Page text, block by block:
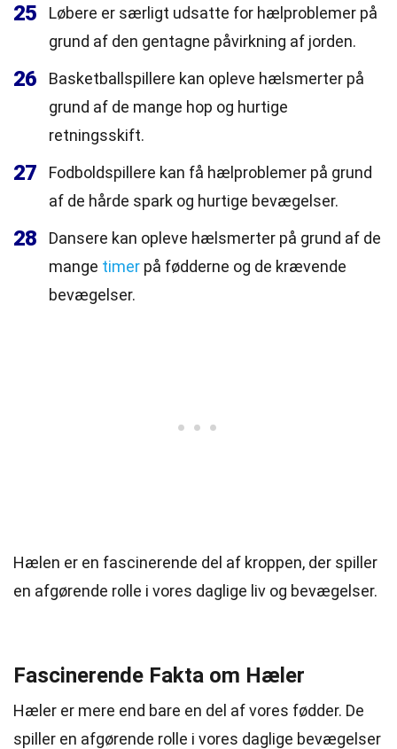
25
Løbere er særligt udsatte for hælproblemer på
grund af den gentagne påvirkning af jorden.
26
Basketballspillere kan opleve hælsmerter på
grund af de mange hop og hurtige
retningsskift.
27
Fodboldspillere kan få hælproblemer på grund
af de hårde spark og hurtige bevægelser.
28
Dansere kan opleve hælsmerter på grund af de
mange timer på fødderne og de krævende
bevægelser.
Hælen er en fascinerende del af kroppen, der spiller
en afgørende rolle i vores daglige liv og bevægelser.
Fascinerende Fakta om Hæler
Hæler er mere end bare en del af vores fødder. De
spiller en afgørende rolle i vores daglige bevægelser